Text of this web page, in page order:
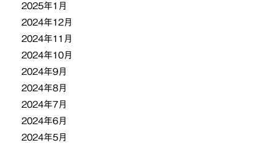
2025年1月
2024年12月
2024年11月
2024年10月
2024年9月
2024年8月
2024年7月
2024年6月
2024年5月